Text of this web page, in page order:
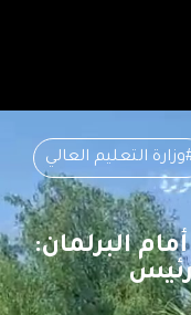
التعليم العالي
البرلمان: